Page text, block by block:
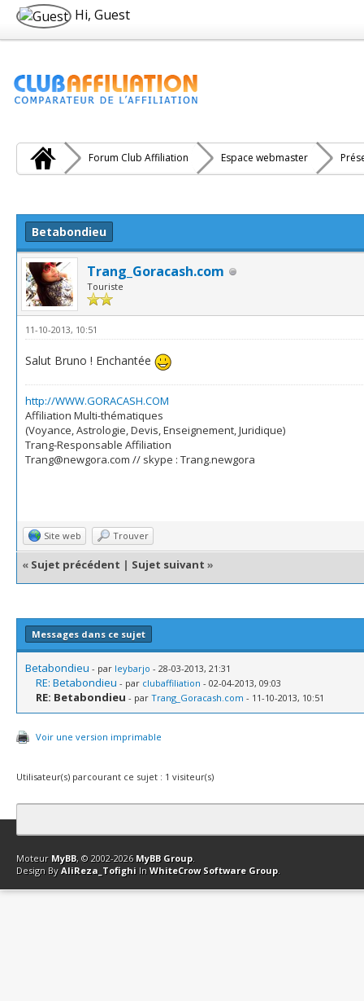
Hi, Guest
Forum Club Affiliation Espace webmaster
Betabondieu
Trang_Goracash.com
Touriste
11-10-2013, 10:51
Salut Bruno ! Enchantée
http://WWW.GORACASH.COM
Affiliation Multi-thématiques
(Voyance, Astrologie, Devis, Enseignement, Juridique)
Trang-Responsable Affiliation
Trang@newgora.com // skype : Trang.newgora
Site web Trouver
« Sujet précédent | Sujet suivant »
Messages dans ce sujet
Betabondieu - par leybarjo - 28-03-2013, 21:31
RE: Betabondieu - par clubaffiliation - 02-04-2013, 09:03
RE: Betabondieu - par Trang_Goracash.com - 11-10-2013, 10:51
Voir une version imprimable
Utilisateur(s) parcourant ce sujet : 1 visiteur(s)
Contact Club Affiliation Retourner en haut Version bas-débit
Moteur MyBB, © 2002-2026 MyBB Group.
Design By AliReza_Tofighi In WhiteCrow Software Group.